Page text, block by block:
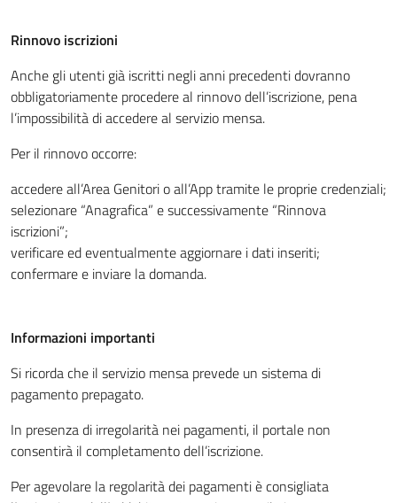
Rinnovo iscrizioni
Anche gli utenti già iscritti negli anni precedenti dovranno
obbligatoriamente procedere al rinnovo dell’iscrizione, pena
l’impossibilità di accedere al servizio mensa.
Per il rinnovo occorre:
accedere all’Area Genitori o all’App tramite le proprie credenziali;
selezionare “Anagrafica” e successivamente “Rinnova
iscrizioni”;
verificare ed eventualmente aggiornare i dati inseriti;
confermare e inviare la domanda.
Informazioni importanti
Si ricorda che il servizio mensa prevede un sistema di
pagamento prepagato.
In presenza di irregolarità nei pagamenti, il portale non
consentirà il completamento dell’iscrizione.
Per agevolare la regolarità dei pagamenti è consigliata